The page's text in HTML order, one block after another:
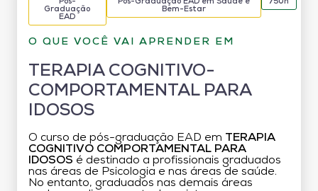
Pós-
Graduação
EAD
Pós-Graduação EAD em Saúde e
Bem-Estar
750h
O QUE VOCÊ VAI APRENDER EM
TERAPIA COGNITIVO-
COMPORTAMENTAL PARA
IDOSOS
O curso de pós-graduação EAD em TERAPIA
COGNITIVO COMPORTAMENTAL PARA
IDOSOS é destinado a profissionais graduados
nas áreas de Psicologia e nas áreas de saúde.
No entanto, graduados nas demais áreas